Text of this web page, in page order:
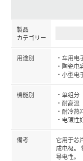
车用电
陶瓷电
小型电
单组分
耐高温
耐冷热
电镀性
它用于芯
成电极。
导电性。